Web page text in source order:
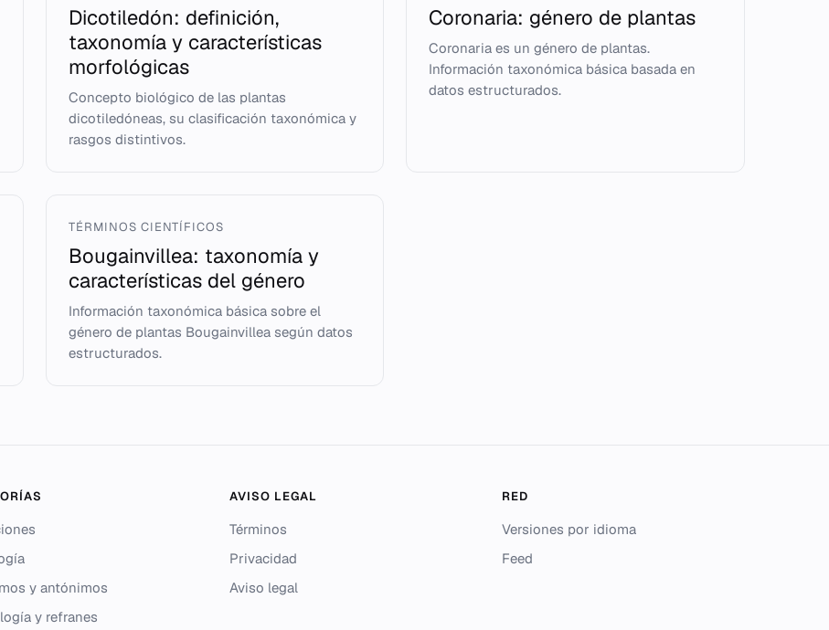
Dicotiledón: definición,
taxonomía y características
morfológicas
Concepto biológico de las plantas
dicotiledóneas, su clasificación taxonómica y
rasgos distintivos.
Coronaria: género de plantas
Coronaria es un género de plantas.
Información taxonómica básica basada en
datos estructurados.
TÉRMINOS CIENTÍFICOS
Bougainvillea: taxonomía y
características del género
Información taxonómica básica sobre el
género de plantas Bougainvillea según datos
estructurados.
y antónimos
y refranes
AVISO LEGAL
Términos
Privacidad
Aviso legal
RED
Versiones por idioma
Feed